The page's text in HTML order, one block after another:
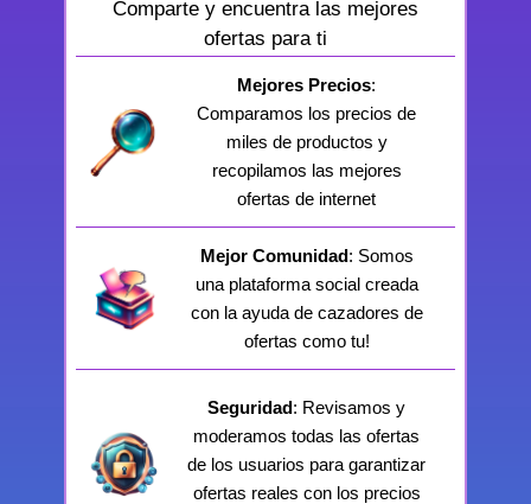
Comparte y encuentra las mejores
ofertas para ti
Mejores Precios:
Comparamos los precios de
miles de productos y
recopilamos las mejores
ofertas de internet
Mejor Comunidad: Somos
una plataforma social creada
con la ayuda de cazadores de
ofertas como tu!
Seguridad: Revisamos y
moderamos todas las ofertas
de los usuarios para garantizar
ofertas reales con los precios